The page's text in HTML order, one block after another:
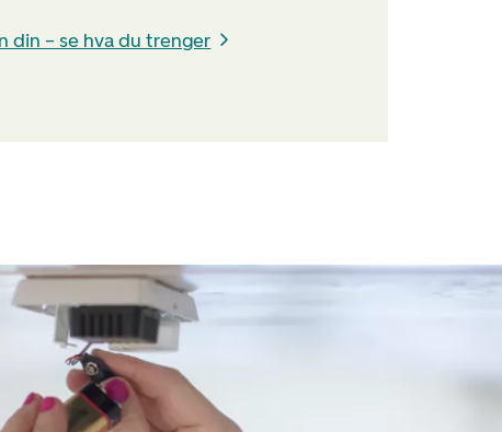
din – se hva du trenger